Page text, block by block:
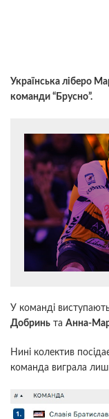
Українська ліберо
команди “Брусно”.
У команді
Добринь та Анна-
Нині колектив
команда виграла